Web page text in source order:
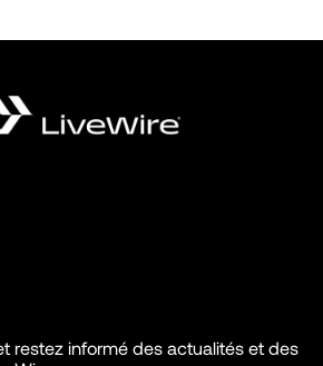
restez informé des actualités et des